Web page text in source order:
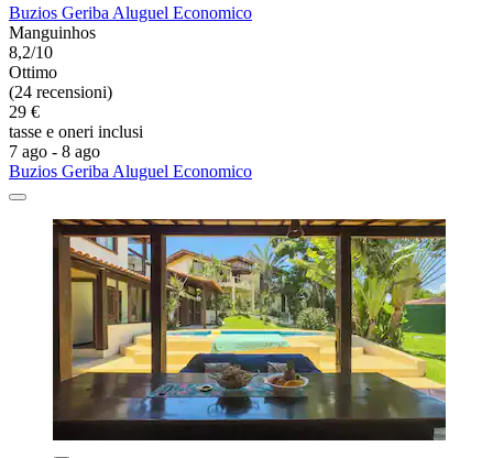
Buzios Geriba Aluguel Economico
Manguinhos
8,2/10
Ottimo
(24 recensioni)
29 €
tasse e oneri inclusi
7 ago - 8 ago
Buzios Geriba Aluguel Economico